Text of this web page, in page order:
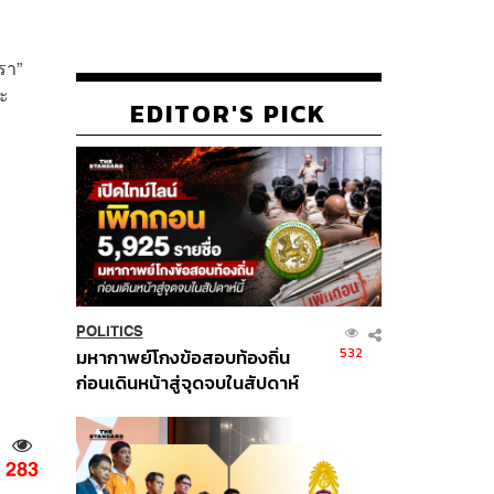
”
283
EDITOR'S PICK
POLITICS
มหากาพย์โกงข้อสอบท้องถิ่น
ก่อนเดินหน้าสู่จุดจบในสัปดาห์
532